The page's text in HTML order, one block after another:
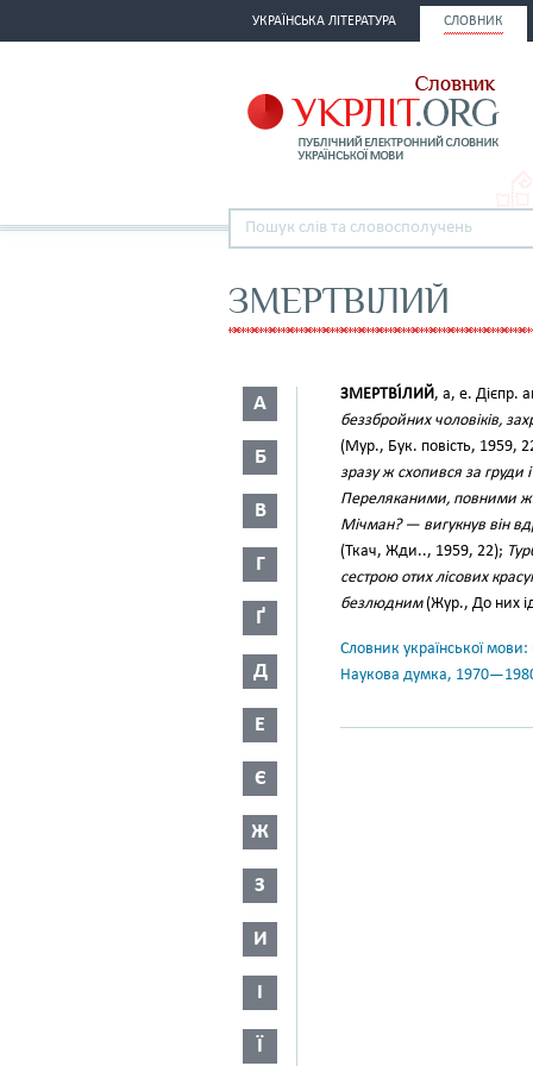
УКРАЇНСЬКА ЛІТЕРАТУРА СЛОВНИК
ЗМЕРТВІЛИЙ
А
Б
В
Г
Ґ
Д
Е
Є
Ж
З
И
І
Ї
ЗМЕРТВІ́ЛИЙ, а, е. Дієпр.
беззбройних чоловіків,
(Мур., Бук. повість, 1959,
зразу ж схопився за груди
Переляканими, повними
Мічман? — вигукнув він
(Ткач, Жди.., 1959, 22);
сестрою отих лісових
безлюдним(Жур., До них
Словник української
Наукова думка,